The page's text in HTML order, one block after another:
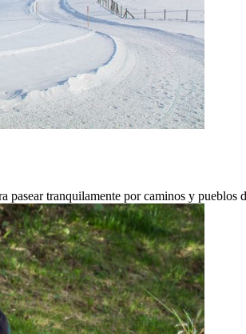
pasear tranquilamente por caminos y pueblos